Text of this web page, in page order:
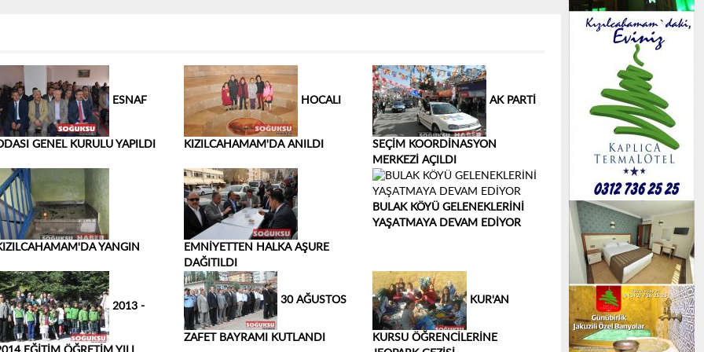
ESNAF
GENEL KURULU YAPILDI
HOCALI
KIZILCAHAMAM'DA ANILDI
AK PARTİ
SEÇİM KOORDİNASYON
MERKEZİ AÇILDI
YANGIN
EMNİYETTEN HALKA AŞURE
DAĞITILDI
BULAK KÖYÜ GELENEKLERİNİ
YAŞATMAYA DEVAM EDİYOR
2013 -
30 AĞUSTOS
ZAFET BAYRAMI KUTLANDI
KUR'AN
KURSU ÖĞRENCİLERİNE